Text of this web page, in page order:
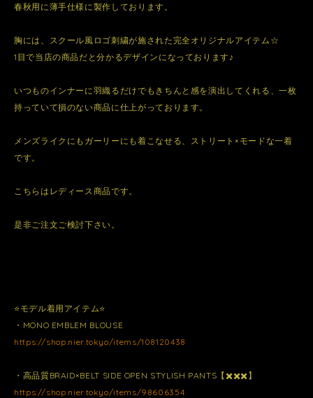
春秋用に薄手仕様に製作しております。
胸には、スクール風ロゴ刺繍が施された完全オリジナルアイテム☆
1目で当店の商品だと分かるデザインになっております♪
いつものインナーに羽織るだけでもきちんと感を演出してくれる、一枚
持っていて損のない商品に仕上がっております。
メンズライクにもガーリーにも着こなせる、ストリート×モードな一着
です。
こちらはレディース商品です。
是非ご注文ご検討下さい。
⭐️モデル着用アイテム⭐️
・MONO EMBLEM BLOUSE
https://shop.nier.tokyo/items/108120438
・高品質BRAID×BELT SIDE OPEN STYLISH PANTS【✖️✖️✖️】
https://shop.nier.tokyo/items/98606354